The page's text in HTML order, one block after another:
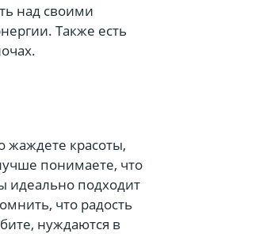
над своими
Также есть
жаждете красоты,
понимаете, что
идеально подходит
что радость
нуждаются в